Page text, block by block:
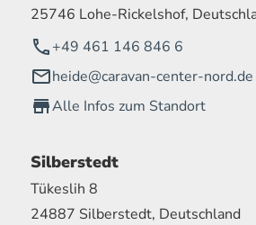
25746 Lohe-Rickelshof,
+49 461 146 846 6
heide@caravan-center-nord.de
Alle Infos zum Standort
Silberstedt
Tükeslih 8
24887 Silberstedt, Deutschland